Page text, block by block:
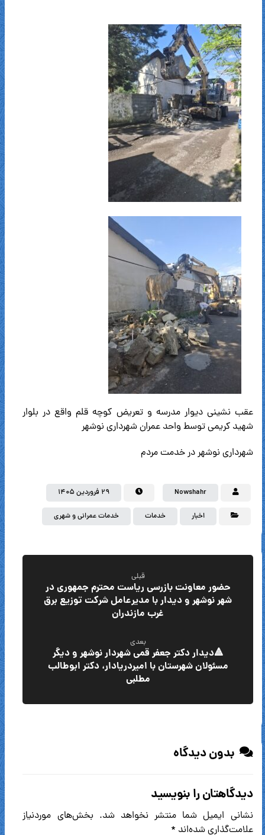
عقب نشینی دیوار مدرسه و تعریض کوچه قلم واقع در بلوار
شهید کریمی توسط واحد عمران شهرداری نوشهر
شهرداری نوشهر در خدمت مردم
Nowshahr ۲۹ فروردین ۱۴۰۵
اخبار خدمات خدمات عمرانی و شهری
قبلی
حضور معاونت بازرسی ریاست‌ محترم جمهوری در
شهر نوشهر و دیدار با مدیرعامل شرکت توزیع برق
غرب مازندران
بعدی
🔺دیدار دکتر جعفر قمی شهردار نوشهر و دیگر
مسئولان شهرستان با امیردریادار، دکتر ابوطالب
مطلبی
بدون دیدگاه
دیدگاهتان را بنویسید
نشانی ایمیل شما منتشر نخواهد شد. بخش‌های موردنیاز
علامت‌گذاری شده‌اند *